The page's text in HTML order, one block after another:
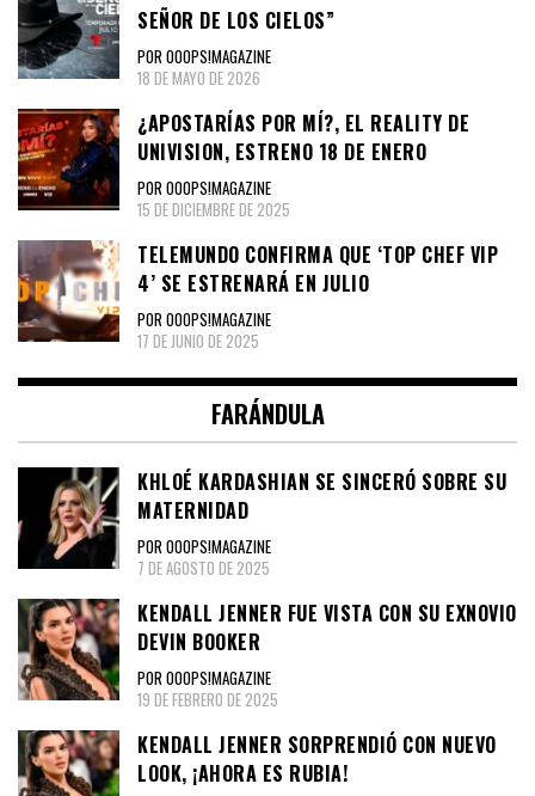
SEÑOR DE LOS CIELOS”
POR OOOPS!MAGAZINE
18 DE MAYO DE 2026
¿APOSTARÍAS POR MÍ?, EL REALITY DE
UNIVISION, ESTRENO 18 DE ENERO
POR OOOPS!MAGAZINE
15 DE DICIEMBRE DE 2025
TELEMUNDO CONFIRMA QUE ‘TOP CHEF VIP
4’ SE ESTRENARÁ EN JULIO
POR OOOPS!MAGAZINE
17 DE JUNIO DE 2025
FARÁNDULA
KHLOÉ KARDASHIAN SE SINCERÓ SOBRE SU
MATERNIDAD
POR OOOPS!MAGAZINE
7 DE AGOSTO DE 2025
KENDALL JENNER FUE VISTA CON SU EXNOVIO
DEVIN BOOKER
POR OOOPS!MAGAZINE
19 DE FEBRERO DE 2025
KENDALL JENNER SORPRENDIÓ CON NUEVO
LOOK, ¡AHORA ES RUBIA!